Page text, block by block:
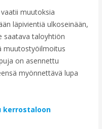
muutoksia
läpivientiä ulkoseinään,
saatava taloyhtiön
muutostyöilmoitus
on asennettu
myönnettävä lupa
kerrostaloon